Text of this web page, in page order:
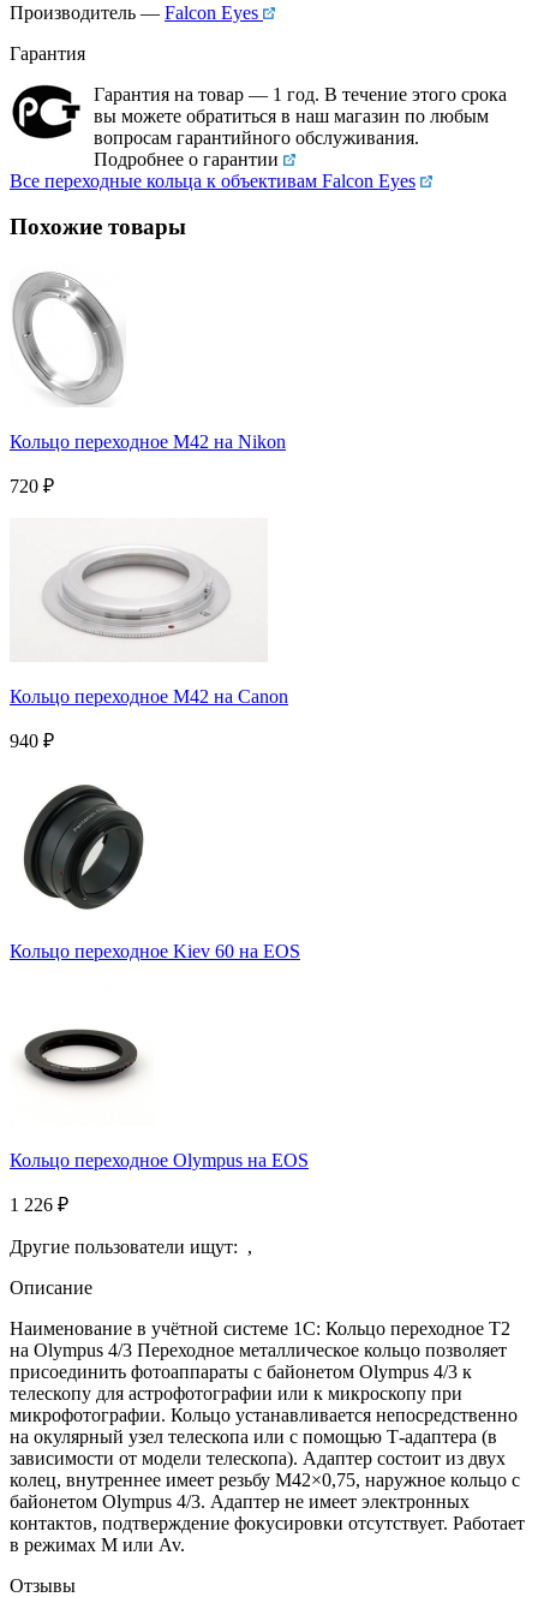
Производитель — Falcon Eyes
Гарантия
Гарантия на товар — 1 год. В течение этого срока
вы можете обратиться в наш магазин по любым
вопросам гарантийного обслуживания.
Подробнее о гарантии
Все переходные кольца к объективам Falcon Eyes
Похожие товары
Кольцо переходное M42 на Nikon
720 ₽
Кольцо переходное M42 на Canon
940 ₽
Кольцо переходное Kiev 60 на EOS
Кольцо переходное Olympus на EOS
1 226 ₽
Другие пользователи ищут: ,
Описание
Наименование в учётной системе 1С: Кольцо переходное T2
на Olympus 4/3 Переходное металлическое кольцо позволяет
присоединить фотоаппараты с байонетом Olympus 4/3 к
телескопу для астрофотографии или к микроскопу при
микрофотографии. Кольцо устанавливается непосредственно
на окулярный узел телескопа или с помощью Т-адаптера (в
зависимости от модели телескопа). Адаптер состоит из двух
колец, внутреннее имеет резьбу М42×0,75, наружное кольцо c
байонетом Olympus 4/3. Адаптер не имеет электронных
контактов, подтверждение фокусировки отсутствует. Работает
в режимах М или Av.
Отзывы